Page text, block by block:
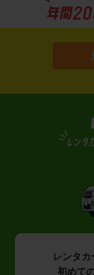
レンタカ
初めて